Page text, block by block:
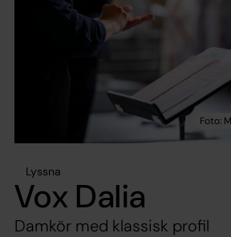
Lyssna
Vox Dalia
Damkör med klassisk profil